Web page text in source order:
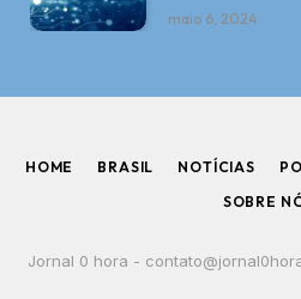
maio 6, 2024
HOME BRASIL NOTÍCIAS
SOBRE
Jornal 0 hora -